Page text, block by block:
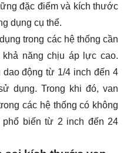
đặc điểm và kích thước
dụng cụ thể.
trong các hệ thống cần
năng chịu áp lực cao.
động từ 1/4 inch đến 4
dụng. Trong khi đó, van
các hệ thống có không
biến từ 2 inch đến 24